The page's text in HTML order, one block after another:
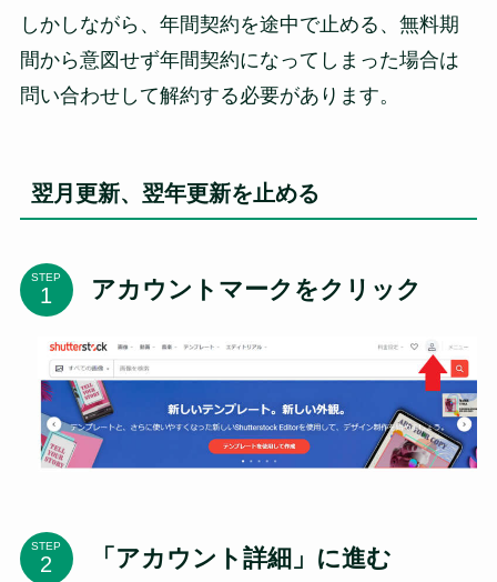
しかしながら、年間契約を途中で止める、無料期
間から意図せず年間契約になってしまった場合は
問い合わせして解約する必要があります。
翌月更新、翌年更新を止める
STEP アカウントマークをクリック
STEP 「アカウント詳細」に進む